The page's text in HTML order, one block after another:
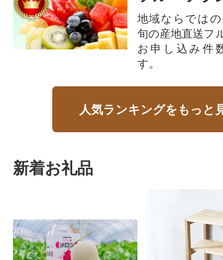
地域ならでは
旬の産地直送フ
お申し込み件
す。
人気ランキングをもっと
新着お礼品